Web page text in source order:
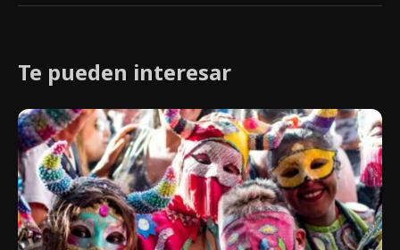
Te pueden interesar